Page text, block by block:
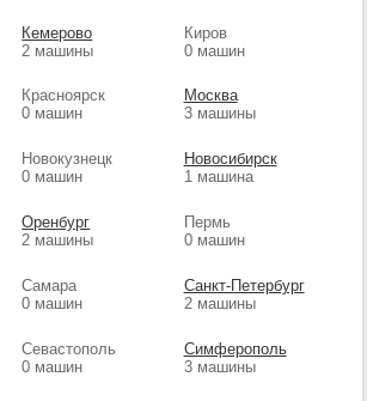
Кемерово
2 машины
Киров
0 машин
Красноярск
0 машин
Москва
3 машины
Новокузнецк
0 машин
Новосибирск
1 машина
Оренбург
2 машины
Пермь
0 машин
Самара
0 машин
Санкт-Петербург
2 машины
Севастополь
0 машин
Симферополь
3 машины